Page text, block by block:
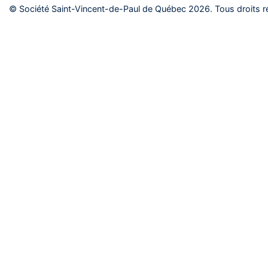
© Société Saint-Vincent-de-Paul de Québec 2026. Tous droits